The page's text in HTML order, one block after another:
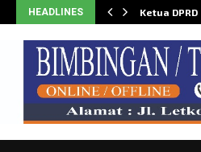
HEADLINES Ketua